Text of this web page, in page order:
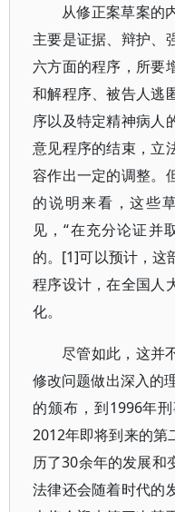
从修正案草案的
主要是证据、辩护、
六方面的程序，所要
和解程序、被告人逃
序以及特定精神病人
意见程序的结束，立
容作出一定的调整。
的说明来看，这些
见，“在充分论证并
的。[1]可以预计，这
程序设计，在全国人
化。
尽管如此，这并
修改问题做出深入的
的颁布，到1996年
2012年即将到来的第
历了30余年的发展和
法律还会随着时代的